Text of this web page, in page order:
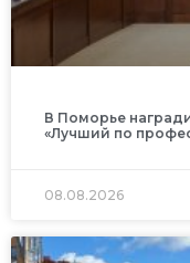
В Поморье
«Лучший по
08.08.2026